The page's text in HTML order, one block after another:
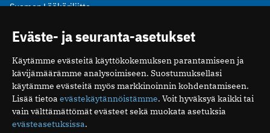
Suomen Lääkäriliitto
00510 Helsinki
puh. (09) 393 091
toimitus@potilaanlaakarilehti.fi
ISSN 2323-9476
Eväste- ja seuranta-asetukset
Käytämme evästeitä käyttökokemuksen parantamiseen ja
kävijämäärämme analysoimiseen. Suostumuksellasi
käytämme evästeitä myös markkinoinnin kohdentamiseen.
Lisää tietoa evästekäytännöistämme. Voit hyväksyä kaikki tai
vain välttämättömät evästeet sekä muokata asetuksia
evästeasetuksissa.